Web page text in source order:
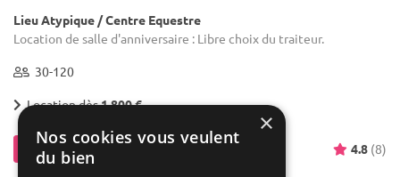
Lieu Atypique / Centre Equestre
Location de salle d'anniversaire : Libre choix du traiteur.
30-120
Location dès1 800 €
Contacter 4.8 (8)
×
Nos cookies vous veulent
du bien